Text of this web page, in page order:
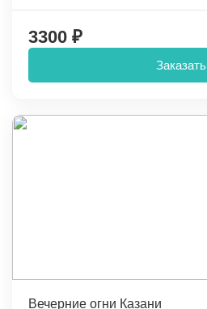
3300 ₽
Заказать
Вечерние огни Казани